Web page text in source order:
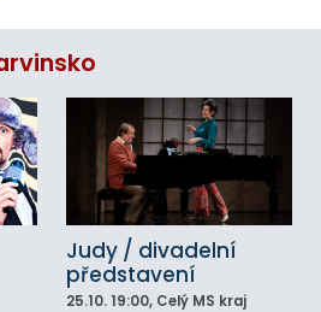
Judy / divadelní
představení
25.10. 19:00, Celý MS kraj